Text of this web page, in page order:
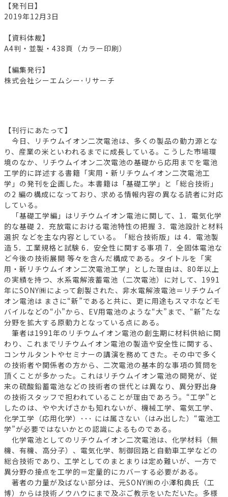
【発刊日】
2019年12月3日
【資料体裁】
A4判・並製・438頁（カラー印刷）
【編集発行】
株式会社シーエムシー･リサーチ
【刊行にあたって】
今日、リチウムイオン二次電池は、多くの製品の動力源とな
り、産業の米といわれるまでに成長している。こうした市場環
境のなか、リチウムイオン二次電池の基礎から応用までを電池
工学的に詳述する書籍「実用・新リチウムイオン二次電池工
学」の発刊を企画した。本書籍は「基礎工学」と「総合技術」
の2 編の構成になっており、求める情報内容の異なる読者に対応
している。
「基礎工学編」はリチウムイオン電池に関して、1．電気化学
的な基礎 2．充放電における電池特性の把握 3．電池設計と材料
選択 などを主な内容としている。「総合技術版」は 4．電池製
造 5．工業規格と試験 6．安全性に関する事項 7．全固体電池な
ど今後の技術展開 等々を含んだ構成である。タイトルを「実
用・新リチウムイオン二次電池工学」とした理由は、80年以上
の実績を持つ、水系電解液蓄電池（二次電池）に対して、1991
年にSONY㈱によって創製された、非水電解液電池＝リチウムイ
オン電池は まさに“新”であると共に、更に用途もスマホなどモ
バイルなどの“小”から、EV用電池のような“大”まで、“新”たな
分野を拡大する原動力となっている点にある。
筆者は1991年のリチウムイオン電池の創生期に材料供給に関
わり、これまでリチウムイオン電池の製造や安全性に関する、
コンサルタントやセミナーの講演を務めてきた。その中で多く
の技術者や関係者の方から、二次電池の基本的な事項の質問を
頂くことが多かった。これはリチウムイオン電池の開発が、従
来の硫酸鉛蓄電池などの技術者の世代とは異なり、異分野出身
の技術スタッフで担われていることが理由であろう。“工学”と
したのは、やや大げさかも知れないが、機械工学、電気工学、
化学工学（応用化学）･･･ には属さない（はみ出した）“電池工
学”が必要ではないかとの認識によるものである。
化学電池としてのリチウムイオン二次電池は、化学材料（無
機、有機、高分子）、電気化学、制御回路と自動車工学などの
総合技術であり、工学としてのまとまりは定め難いが、一方で
異分野の接点を工学的＝定量的にカバーする必要がある。
著者の力量が及ばない部分は、元SONY㈱の小澤和典氏（工
博）からは技術ノウハウにまで及ぶご教示をいただいた。多様